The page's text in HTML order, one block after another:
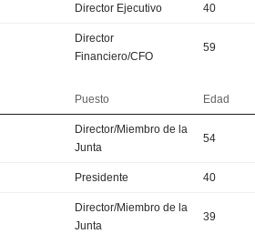
Director Ejecutivo 40
Director
Financiero/CFO
59
Puesto Edad
Director/Miembro de la
Junta
54
Presidente 40
Director/Miembro de la
Junta
39